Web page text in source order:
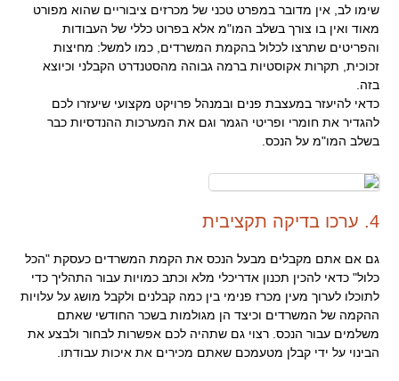
שימו לב, אין מדובר במפרט טכני של מכרזים ציבוריים שהוא מפורט
מאוד ואין בו צורך בשלב המו"מ אלא בפרוט כללי של העבודות
והפריטים שתרצו לכלול בהקמת המשרדים, כמו למשל: מחיצות
זכוכית, תקרות אקוסטיות ברמה גבוהה מהסטנדרט הקבלני וכיוצא
בזה.
כדאי להיעזר במעצבת פנים ובמנהל פרויקט מקצועי שיעזרו לכם
להגדיר את חומרי ופריטי הגמר וגם את המערכות ההנדסיות כבר
בשלב המו"מ על הנכס.
4. ערכו בדיקה תקציבית
גם אם אתם מקבלים מבעל הנכס את הקמת המשרדים כעסקת "הכל
כלול" כדאי להכין תכנון אדריכלי מלא וכתב כמויות עבור התהליך כדי
לתוכלו לערוך מעין מכרז פנימי בין כמה קבלנים ולקבל מושג על עלויות
ההקמה של המשרדים וכיצד הן מגולמות בשכר החודשי שאתם
משלמים עבור הנכס. רצוי גם שתהיה לכם אפשרות לבחור ולבצע את
הבינוי על ידי קבלן מטעמכם שאתם מכירים את איכות עבודתו.